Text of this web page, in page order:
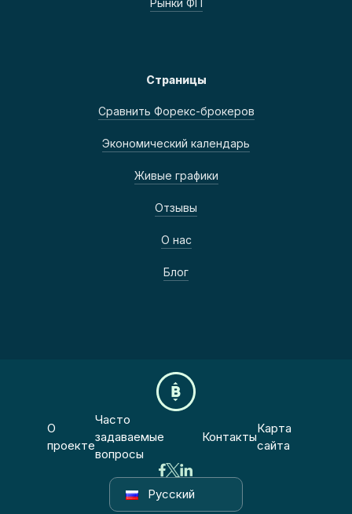
Страницы
Сравнить Форекс-брокеров
Экономический календарь
Живые графики
Отзывы
О нас
Блог
О
проекте
Часто
задаваемые
вопросы
Контакты
Карта
сайта
Русский